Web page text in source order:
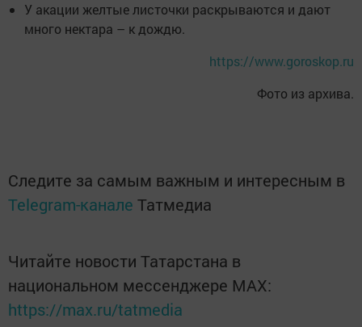
У акации желтые листочки раскрываются и дают
много нектара – к дождю.
https://www.goroskop.ru
Фото из архива.
Следите за самым важным и интересным в
Telegram-канале Татмедиа
Читайте новости Татарстана в
национальном мессенджере MАХ:
https://max.ru/tatmedia